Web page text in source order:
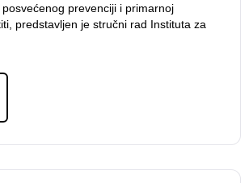
prevenciji i primarnoj
predstavljen je stručni rad Instituta za